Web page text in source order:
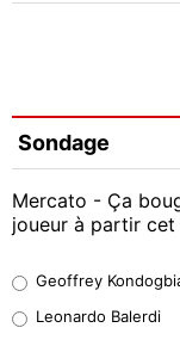
Sondage
Mercato - Ça
joueur à partir cet
38%
Geoffrey
Leonardo Balerdi